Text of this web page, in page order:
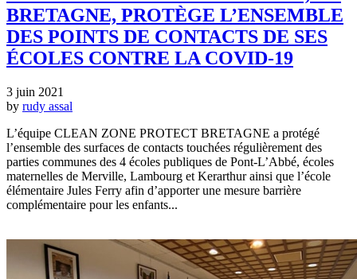
BRETAGNE, PROTÈGE L’ENSEMBLE
DES POINTS DE CONTACTS DE SES
ÉCOLES CONTRE LA COVID-19
3 juin 2021
by rudy assal
L’équipe CLEAN ZONE PROTECT BRETAGNE a protégé
l’ensemble des surfaces de contacts touchées régulièrement des
parties communes des 4 écoles publiques de Pont-L’Abbé, écoles
maternelles de Merville, Lambourg et Kerarthur ainsi que l’école
élémentaire Jules Ferry afin d’apporter une mesure barrière
complémentaire pour les enfants...